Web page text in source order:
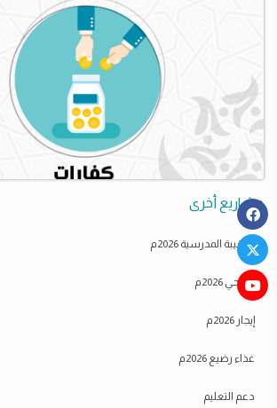
مشاريع أخرى
الحقيبة المدرسية 2026م
أضاحي 2026م
إيجار 2026م
غذاء رضيع 2026م
دعم التعليم